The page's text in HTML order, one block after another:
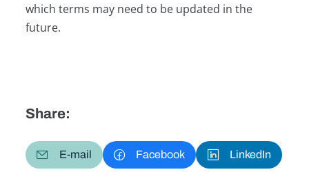
which terms may need to be updated in the
future.
Share:
E-mail Facebook LinkedIn